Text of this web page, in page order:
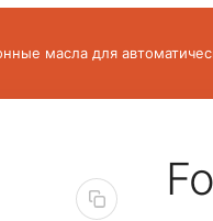
масла для